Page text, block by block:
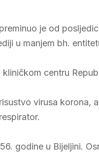
je od
u manjem bh.
centru
virusa korona,
godine u Bijeljini.